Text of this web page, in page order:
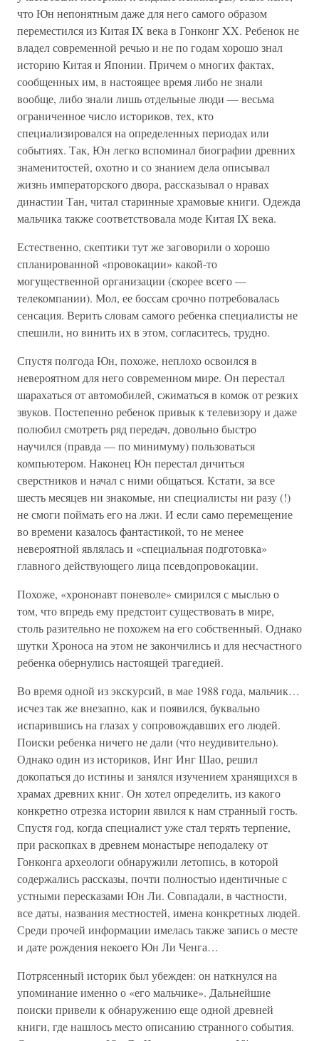
что Юн непонятным даже для него самого образом
переместился из Китая IX века в Гонконг XX. Ребенок не
владел современной речью и не по годам хорошо знал
историю Китая и Японии. Причем о многих фактах,
сообщенных им, в настоящее время либо не знали
вообще, либо знали лишь отдельные люди — весьма
ограниченное число историков, тех, кто
специализировался на определенных периодах или
событиях. Так, Юн легко вспоминал биографии древних
знаменитостей, охотно и со знанием дела описывал
жизнь императорского двора, рассказывал о нравах
династии Тан, читал старинные храмовые книги. Одежда
мальчика также соответствовала моде Китая IX века.
Естественно, скептики тут же заговорили о хорошо
спланированной «провокации» какой-то
могущественной организации (скорее всего —
телекомпании). Мол, ее боссам срочно потребовалась
сенсация. Верить словам самого ребенка специалисты не
спешили, но винить их в этом, согласитесь, трудно.
Спустя полгода Юн, похоже, неплохо освоился в
невероятном для него современном мире. Он перестал
шарахаться от автомобилей, сжиматься в комок от резких
звуков. Постепенно ребенок привык к телевизору и даже
полюбил смотреть ряд передач, довольно быстро
научился (правда — по минимуму) пользоваться
компьютером. Наконец Юн перестал дичиться
сверстников и начал с ними общаться. Кстати, за все
шесть месяцев ни знакомые, ни специалисты ни разу (!)
не смоги поймать его на лжи. И если само перемещение
во времени казалось фантастикой, то не менее
невероятной являлась и «специальная подготовка»
главного действующего лица псевдопровокации.
Похоже, «хрононавт поневоле» смирился с мыслью о
том, что впредь ему предстоит существовать в мире,
столь разительно не похожем на его собственный. Однако
шутки Хроноса на этом не закончились и для несчастного
ребенка обернулись настоящей трагедией.
Во время одной из экскурсий, в мае 1988 года, мальчик…
исчез так же внезапно, как и появился, буквально
испарившись на глазах у сопровождавших его людей.
Поиски ребенка ничего не дали (что неудивительно).
Однако один из историков, Инг Инг Шао, решил
докопаться до истины и занялся изучением хранящихся в
храмах древних книг. Он хотел определить, из какого
конкретно отрезка истории явился к нам странный гость.
Спустя год, когда специалист уже стал терять терпение,
при раскопках в древнем монастыре неподалеку от
Гонконга археологи обнаружили летопись, в которой
содержались рассказы, почти полностью идентичные с
устными пересказами Юн Ли. Совпадали, в частности,
все даты, названия местностей, имена конкретных людей.
Среди прочей информации имелась также запись о месте
и дате рождения некоего Юн Ли Ченга…
Потрясенный историк был убежден: он наткнулся на
упоминание именно о «его мальчике». Дальнейшие
поиски привели к обнаружению еще одной древней
книги, где нашлось место описанию странного события.